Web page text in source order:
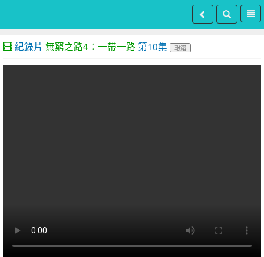
紀錄片 無窮之路4：一帶一路 第10集 報錯